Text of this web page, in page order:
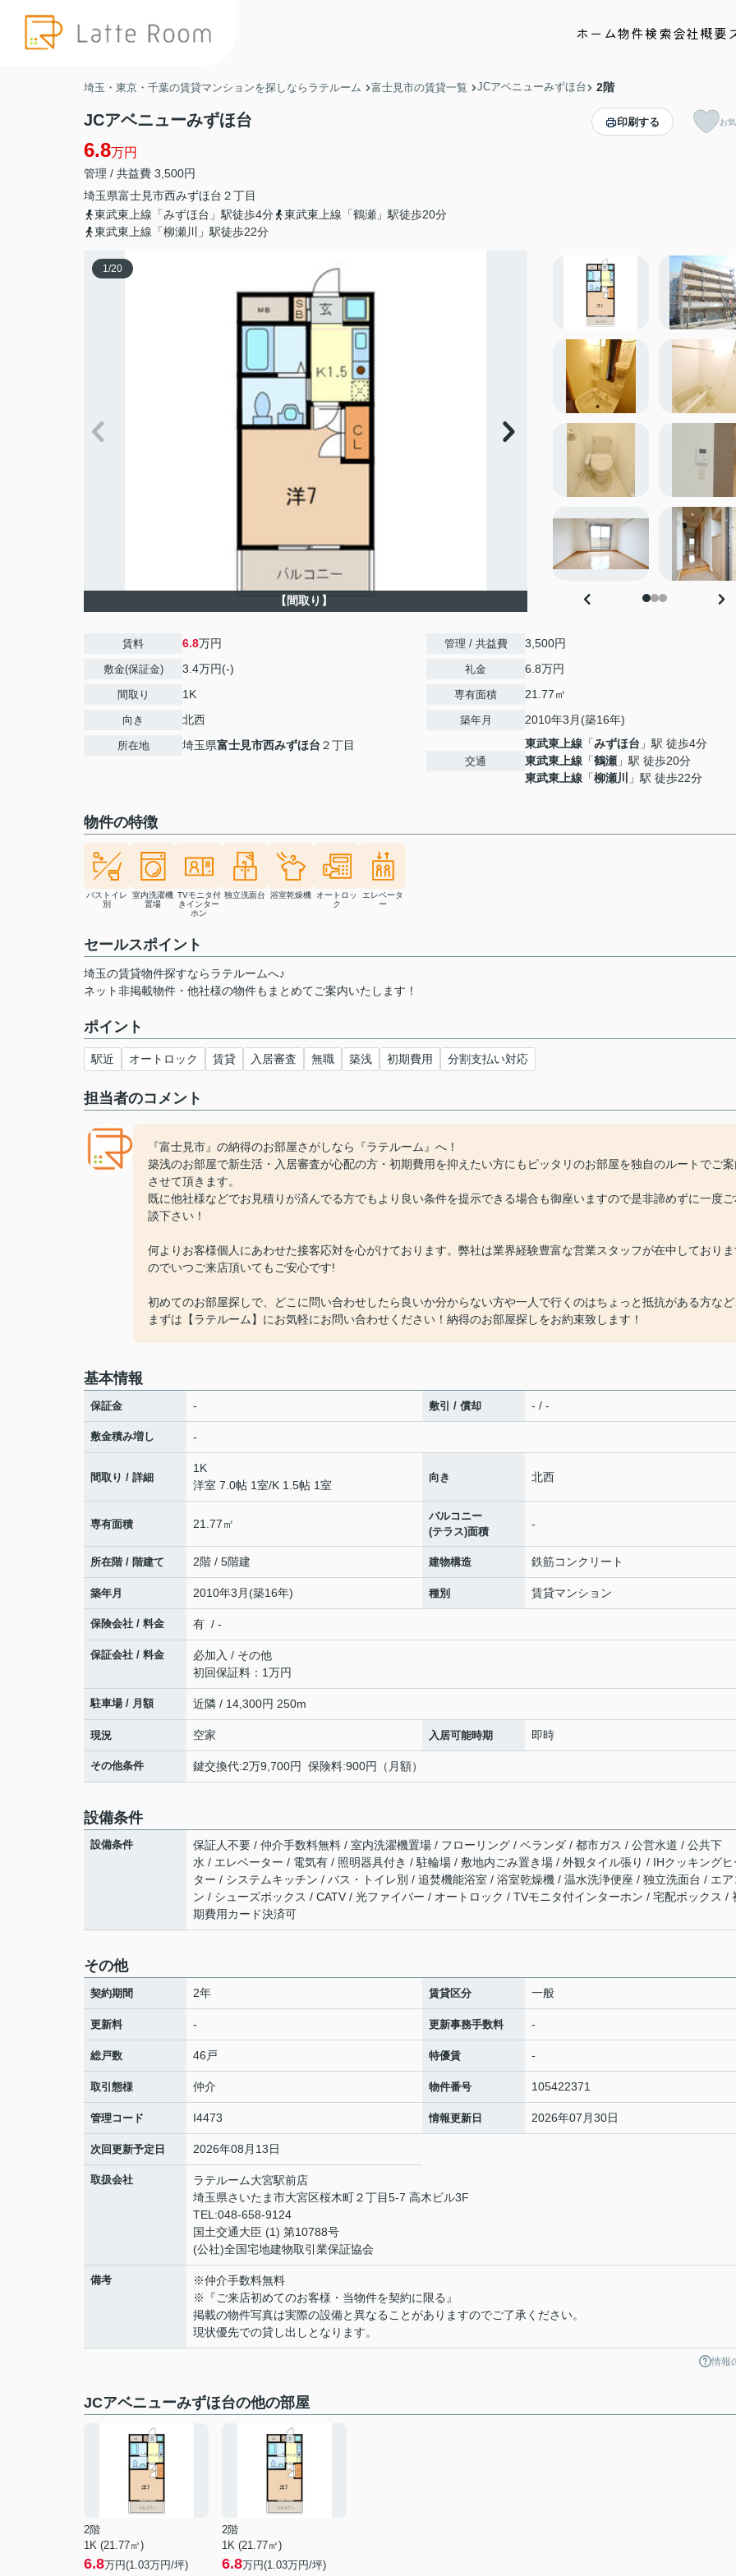
ホーム物件検索会社概要
埼玉・東京・千葉の賃貸マンションを探しならラテルーム 富士見市の賃貸一覧 JCアベニューみずほ台 2階
JCアベニューみずほ台
6.8万円
管理 / 共益費 3,500円
埼玉県富士見市西みずほ台 ２丁目
東武東上線「みずほ台」駅徒歩4分
東武東上線「鶴瀬」駅徒歩20分
東武東上線「柳瀬川」駅徒歩22分
印刷する お
1/20
【間取り】
賃料 6.8万円
敷金(保証金) 3.4万円(-)
間取り 1K
向き 北西
所在地 埼玉県富士見市西みずほ台 ２丁目
管理 / 共益費 3,500円
礼金 6.8万円
専有面積 21.77㎡
築年月 2010年3月(築16年)
交通
東武東上線 「みずほ台 」駅 徒歩4分
東武東上線 「鶴瀬 」駅 徒歩20分
東武東上線 「柳瀬川 」駅 徒歩22分
物件の特徴
バストイレ
別
室内洗濯機
置場
TVモニタ付
きインター
ホン
独立洗面台 浴室乾燥機
オートロッ
ク
エレベータ
ー
セールスポイント
埼玉の賃貸物件探すならラテルームへ♪
ネット非掲載物件・他社様の物件もまとめてご案内いたします！
ポイント
駅近 オートロック 賃貸 入居審査 無職 築浅 初期費用 分割支払い対応
担当者のコメント
『富士見市』の納得のお部屋さがしなら『ラテルーム』へ！
築浅のお部屋で新生活・入居審査が心配の方・初期費用を抑えたい方にもピッタリのお部屋を独自のルートでご
させて頂きます。
既に他社様などでお見積りが済んでる方でもより良い条件を提示できる場合も御座いますので是非諦めずに一度
談下さい！
何よりお客様個人にあわせた接客応対を心がけております。弊社は業界経験豊富な営業スタッフが在中しており
のでいつご来店頂いてもご安心です!
初めてのお部屋探しで、どこに問い合わせしたら良いか分からない方や一人で行くのはちょっと抵抗がある方な
まずは【ラテルーム】にお気軽にお問い合わせください！納得のお部屋探しをお約束致します！
基本情報
保証金 - 敷引 / 償却 - / -
敷金積み増し -
間取り / 詳細
1K
洋室 7.0帖 1室/K 1.5帖 1室
向き 北西
専有面積 21.77㎡
バルコニー
(テラス)面積
-
所在階 / 階建て 2階 / 5階建 建物構造 鉄筋コンクリート
築年月 2010年3月(築16年) 種別 賃貸マンション
保険会社 / 料金 有 / -
保証会社 / 料金
必加入 / その他
初回保証料：1万円
駐車場 / 月額 近隣 / 14,300円 250m
現況 空家 入居可能時期 即時
その他条件 鍵交換代:2万9,700円 保険料:900円（月額）
設備条件
設備条件
保証人不要 / 仲介手数料無料 / 室内洗濯機置場 / フローリング / ベランダ / 都市ガス / 公営水道 / 公共下
水 / エレベーター / 電気有 / 照明器具付き / 駐輪場 / 敷地内ごみ置き場 / 外観タイル張り / IHクッキングヒ
ター / システムキッチン / バス・トイレ別 / 追焚機能浴室 / 浴室乾燥機 / 温水洗浄便座 / 独立洗面台 / エア
ン / シューズボックス / CATV / 光ファイバー / オートロック / TVモニタ付インターホン / 宅配ボックス /
期費用カード決済可
その他
契約期間 2年 賃貸区分 一般
更新料 - 更新事務手数料 -
総戸数 46戸 特優賃 -
取引態様 仲介 物件番号 105422371
管理コード I4473 情報更新日 2026年07月30日
次回更新予定日 2026年08月13日
取扱会社
ラテルーム大宮駅前店
埼玉県さいたま市大宮区桜木町２丁目5-7 高木ビル3F
TEL:048-658-9124
国土交通大臣 (1) 第10788号
(公社)全国宅地建物取引業保証協会
備考
※仲介手数料無料
※『ご来店初めてのお客様・当物件を契約に限る』
掲載の物件写真は実際の設備と異なることがありますのでご了承ください。
現状優先での貸し出しとなります。
情報
JCアベニューみずほ台の他の部屋
2階
1K (21.77㎡)
6.8万円(1.03万円/坪)
2階
1K (21.77㎡)
6.8万円(1.03万円/坪)